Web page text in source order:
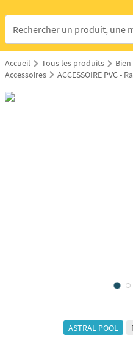
Accueil Tous les produits
Accessoires
ACCESSOIRE PVC -
ASTRAL POOL